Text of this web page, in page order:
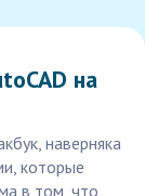
на
наверняка
которые
в том, что